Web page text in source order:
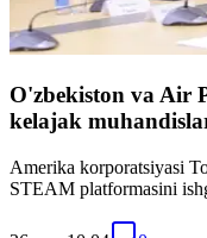
O'zbekiston va Air
kelajak
Amerika korporatsiyasi
STEAM platformasini